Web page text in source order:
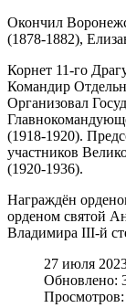
Окончил
(1878-1882),
Корнет 11-го
Командир
Организовал
(1918-1920).
участников
(1920-1936).
Награждён
орденом святой
Владимира III-й
27 июля
Обновлено: